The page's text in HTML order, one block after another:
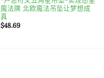
魔法牌 北欧魔法吊坠让梦想成
真
$48.69